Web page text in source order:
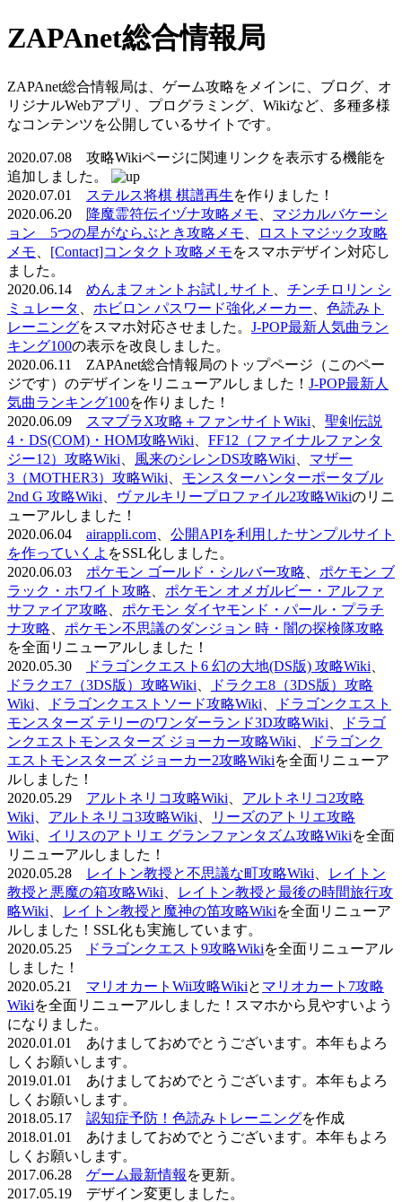
ZAPAnet総合情報局
ZAPAnet総合情報局は、ゲーム攻略をメインに、ブログ、オ
リジナルWebアプリ、プログラミング、Wikiなど、多種多様
なコンテンツを公開しているサイトです。
2020.07.08 攻略Wikiページに関連リンクを表示する機能を
追加しました。
2020.07.01
ステルス将棋 棋譜再生を作りました！
2020.06.20
降魔霊符伝イヅナ攻略メモ
マジカルバケーシ
ョン 5つの星がならぶとき攻略メモ
ロストマジック攻略
メモ
[Contact]コンタクト攻略メモをスマホデザイン対応し
ました。
2020.06.14 めんまフォントお試しサイト
チンチロリン シ
ミュレータ
ホビロン パスワード強化メーカー
色読みト
レーニングをスマホ対応させました。 J-POP最新人気曲ラン
キング100の表示を改良しました。
2020.06.11 ZAPAnet総合情報局のトップページ（このペー
ジです）のデザインをリニューアルしました！ J-POP最新人
気曲ランキング100を作りました！
2020.06.09
スマブラX攻略＋ファンサイトWiki
聖剣伝説
4・DS(COM)・HOM攻略Wiki
FF12（ファイナルファンタ
ジー12）攻略Wiki
風来のシレンDS攻略Wiki
マザー
3（MOTHER3）攻略Wiki
モンスターハンターポータブル
2nd G 攻略Wiki
ヴァルキリープロファイル2攻略Wikiのリニ
ューアルしました！
2020.06.04 airappli.com
公開APIを利用したサンプルサイト
を作っていくよ をSSL化しました。
2020.06.03 ポケモン ゴールド・シルバー攻略
ポケモン ブ
ラック・ホワイト攻略
ポケモン オメガルビー・アルファ
サファイア攻略
ポケモン ダイヤモンド・パール・プラチ
ナ攻略
ポケモン不思議のダンジョン 時・闇の探検隊攻略
を全面リニューアルしました！
2020.05.30
ドラゴンクエスト6 幻の大地(DS版) 攻略Wiki
ドラクエ7（3DS版）攻略Wiki
ドラクエ8（3DS版）攻略
Wiki
ドラゴンクエストソード攻略Wiki
ドラゴンクエスト
モンスターズ テリーのワンダーランド3D攻略Wiki
ドラゴ
ンクエストモンスターズ ジョーカー攻略Wiki
ドラゴンク
エストモンスターズ ジョーカー2攻略Wikiを全面リニューア
ルしました！
2020.05.29 アルトネリコ攻略Wiki
アルトネリコ2攻略
Wiki
アルトネリコ3攻略Wiki
リーズのアトリエ攻略
Wiki
イリスのアトリエ グランファンタズム攻略Wikiを全面
リニューアルしました！
2020.05.28
レイトン教授と不思議な町攻略Wiki
レイトン
教授と悪魔の箱攻略Wiki
レイトン教授と最後の時間旅行攻
略Wiki
レイトン教授と魔神の笛攻略Wikiを全面リニューア
ルしました！SSL化も実施しています。
2020.05.25
ドラゴンクエスト9攻略Wikiを全面リニューアル
しました！
2020.05.21 マリオカートWii攻略Wikiと マリオカート7攻略
Wikiを全面リニューアルしました！スマホから見やすいよう
になりました。
2020.01.01 あけましておめでとうございます。本年もよろ
しくお願いします。
2019.01.01 あけましておめでとうございます。本年もよろ
しくお願いします。
2018.05.17 認知症予防！色読みトレーニングを作成
2018.01.01 あけましておめでとうございます。本年もよろ
しくお願いします。
2017.06.28 ゲーム最新情報 を更新。
2017.05.19 デザイン変更しました。